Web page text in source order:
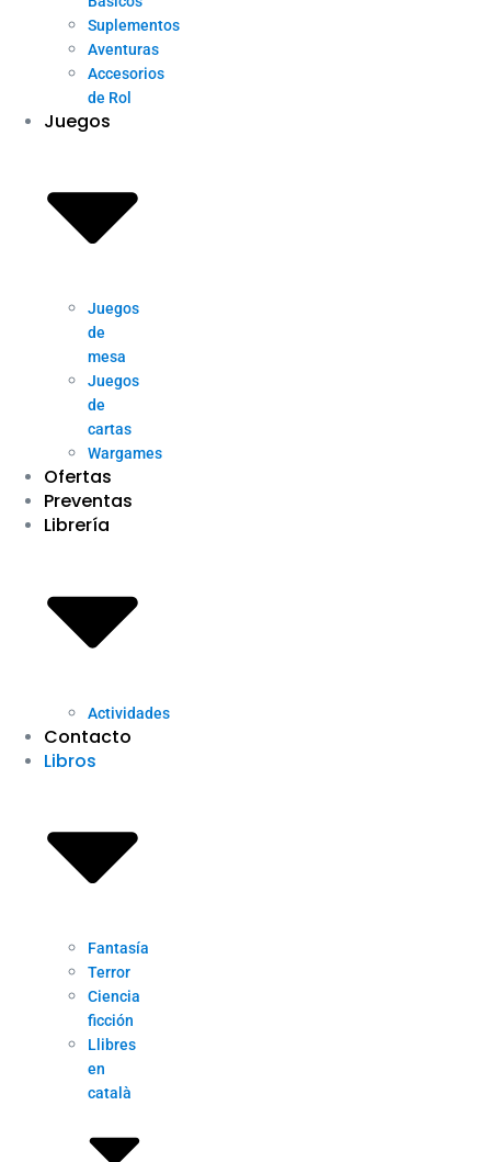
Suplementos
Aventuras
Accesorios
de Rol
Juegos
Juegos
de
mesa
Juegos
de
cartas
Wargames
Ofertas
Preventas
Librería
Actividades
Contacto
Libros
Fantasía
Terror
Ciencia
ficción
Llibres
en
català